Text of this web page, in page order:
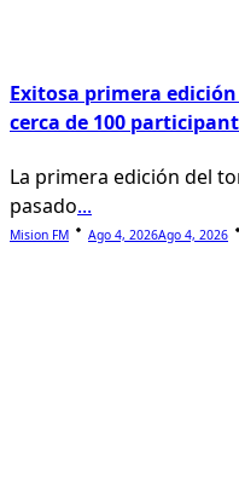
Exitosa primera
cerca de 100
La primera edición del
pasado...
Mision FM Ago 4, 2026Ago 4, 2026